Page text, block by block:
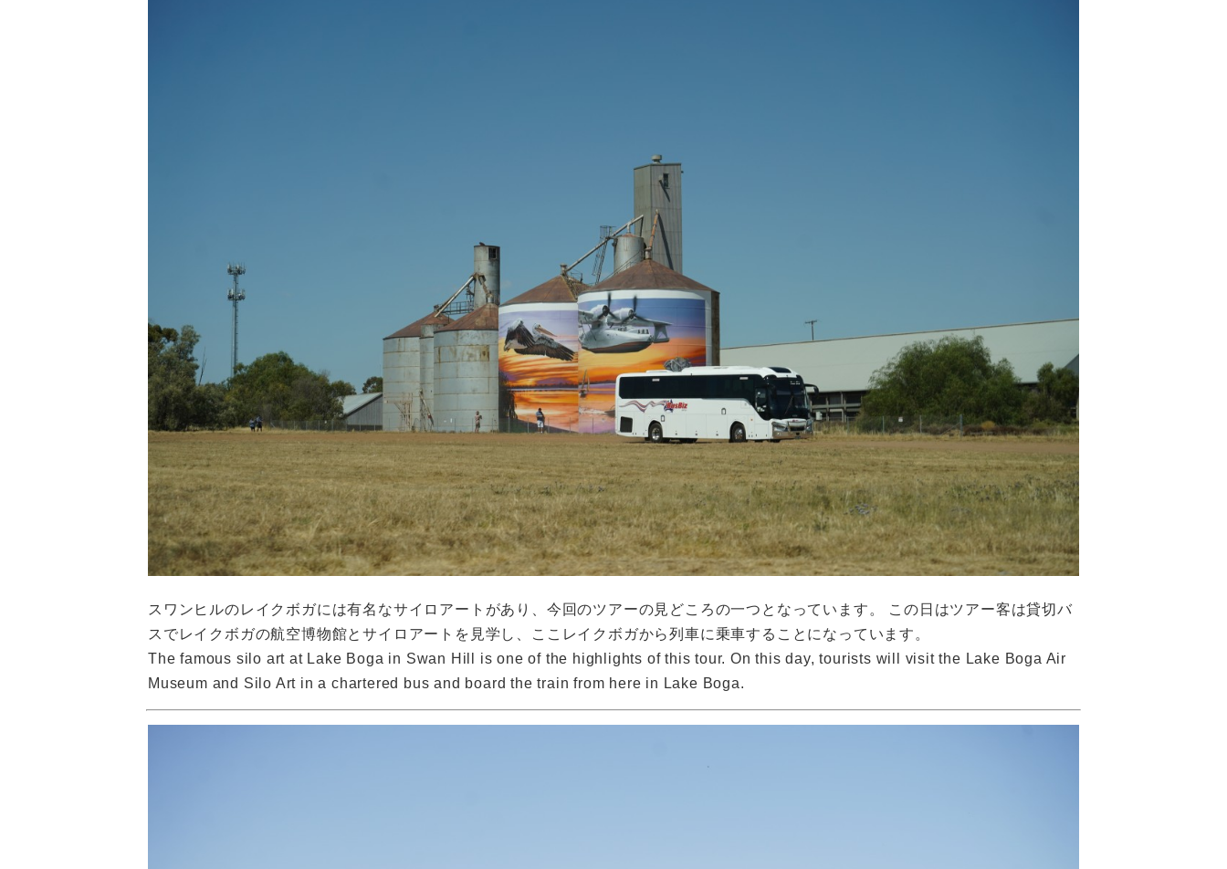
スワンヒルのレイクボガには有名なサイロアートがあり、今回のツアーの見どころの一つとなっています。 この日はツアー客は貸切バ
スでレイクボガの航空博物館とサイロアートを見学し、ここレイクボガから列車に乗車することになっています。
The famous silo art at Lake Boga in Swan Hill is one of the highlights of this tour. On this day, tourists will visit the Lake Boga Air
Museum and Silo Art in a chartered bus and board the train from here in Lake Boga.